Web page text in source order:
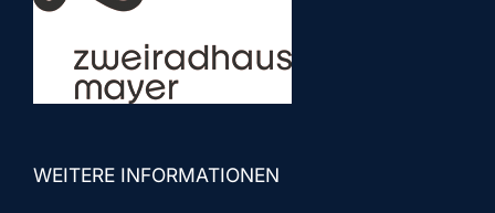
WEITERE INFORMATIONEN